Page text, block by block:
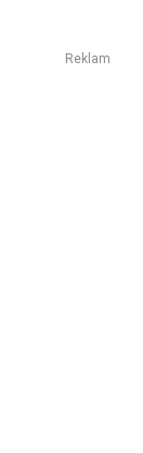
Reklam